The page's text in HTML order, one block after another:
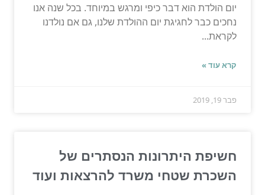
יום הולדת הוא דבר כיפי ומרגש במיוחד. בכל שנה אנו
נחכים כבר לחגיגת יום ההולדת שלנו, גם אם נולדנו
לקראת...
קרא עוד »
פבר 19, 2019
חשיפת היתרונות הנסתרים של
השכרת שטחי משרד להרצאות ועוד